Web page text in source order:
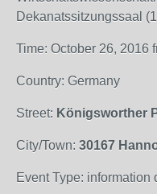
Dekanatssitzungssaal
Time: October 26, 2016
Country: Germany
Street: Königsworther
City/Town: 30167
Event Type: information